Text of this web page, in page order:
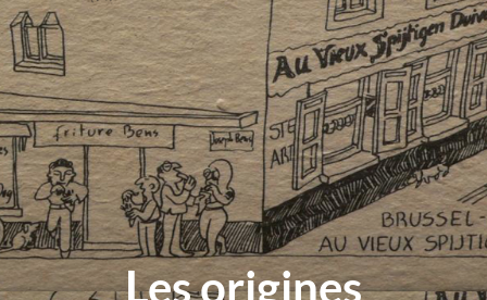
Les origines